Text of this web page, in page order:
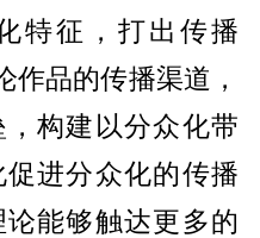
特征，打出传播
作品的传播渠道，
构建以分众化带
进分众化的传播
能够触达更多的